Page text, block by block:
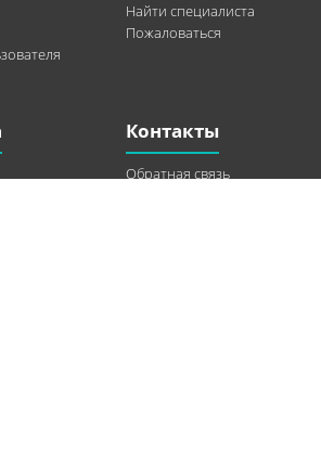
Найти специалиста
Пожаловаться
Контакты
Обратная связь